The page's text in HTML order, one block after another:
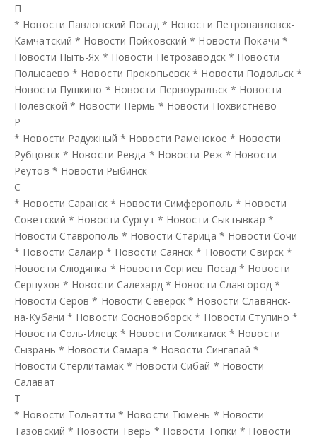
П
* Новости Павловский Посад* Новости Петропавловск-
Камчатский * Новости Пойковский * Новости Покачи *
Новости Пыть-Ях * Новости Петрозаводск* Новости
Полысаево * Новости Прокопьевск * Новости Подольск *
Новости Пушкино * Новости Первоуральск* Новости
Полевской * Новости Пермь * Новости Похвистнево
Р
* Новости Радужный * Новости Раменское * Новости
Рубцовск* Новости Ревда * Новости Реж* Новости
Реутов * Новости Рыбинск
С
* Новости Саранск* Новости Симферополь * Новости
Советский * Новости Сургут * Новости Сыктывкар *
Новости Ставрополь * Новости Старица * Новости Сочи
* Новости Салаир * Новости Саянск * Новости Свирск *
Новости Слюдянка * Новости Сергиев Посад * Новости
Серпухов * Новости Салехард* Новости Славгород*
Новости Серов * Новости Северск * Новости Славянск-
на-Кубани * Новости Сосновоборск * Новости Ступино *
Новости Соль-Илецк* Новости Соликамск* Новости
Сызрань * Новости Самара * Новости Сингапай *
Новости Стерлитамак* Новости Сибай * Новости
Салават
Т
* Новости Тольятти * Новости Тюмень * Новости
Тазовский * Новости Тверь * Новости Топки * Новости